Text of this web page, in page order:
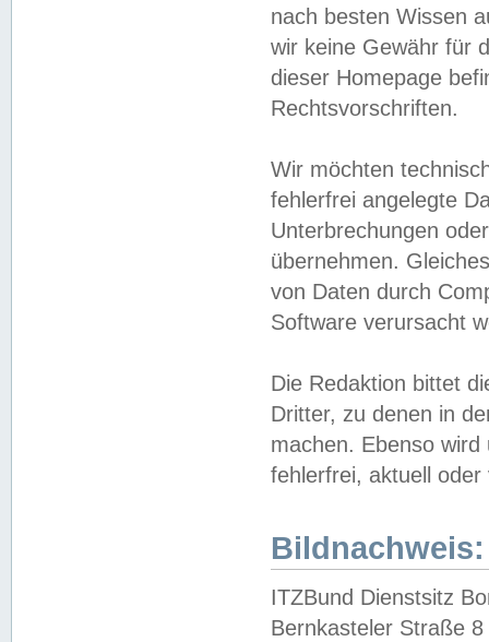
nach besten Wissen
wir keine Gewähr für
dieser Homepage
Rechtsvorschriften.
Wir möchten
fehlerfrei angelegte
Unterbrechungen
übernehmen.
von Daten durch
Software verursacht
Die Redaktion bittet
Dritter, zu denen in
machen. Ebenso
fehlerfrei, aktuell oder
Bildnachweis:
ITZBund Dienstsitz
Bernkasteler Straße 8